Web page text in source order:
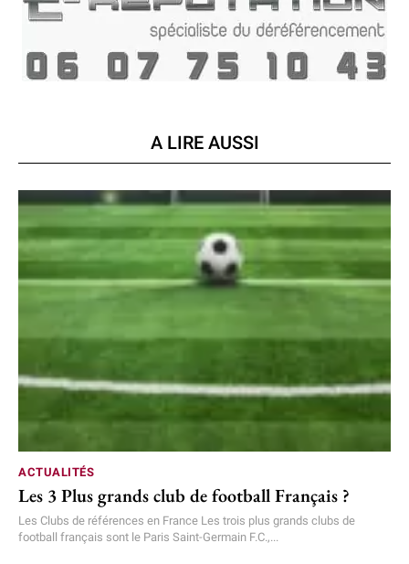
A LIRE AUSSI
ACTUALITÉS
Les 3 Plus grands club de football Français ?
Les Clubs de références en France Les trois plus grands clubs de
football français sont le Paris Saint-Germain F.C.,...